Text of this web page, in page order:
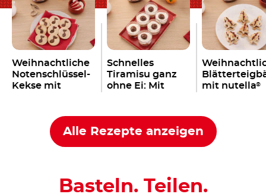
Weihnachtliche
Notenschlüssel-
Kekse mit
Schnelles
Tiramisu ganz
ohne Ei: Mit
mit nutella®
Alle Rezepte anzeigen
Basteln. Teilen.